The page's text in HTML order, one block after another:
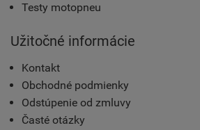
Testy motopneu
Užitočné informácie
Kontakt
Obchodné podmienky
Odstúpenie od zmluvy
Časté otázky